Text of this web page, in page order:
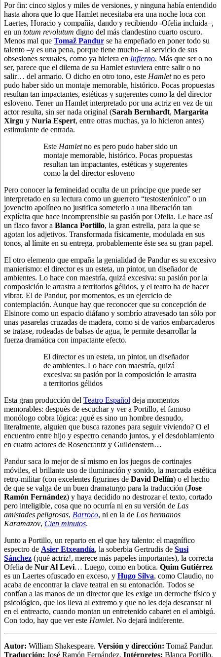
Por fin: cinco siglos y miles de versiones, y ninguna había entendido
hasta ahora que lo que Hamlet necesitaba era una noche loca con
Laertes, Horacio y compañía, dando y recibiendo -Ofelia incluida–,
en un totum revolutum digno del más clandestino cuarto oscuro.
Menos mal que Tomaž Pandur se ha empeñado en poner todo su
talento –y es una pena, porque tiene mucho– al servicio de sus
obsesiones sexuales, como ya hiciera en Infierno. Más que ser o no
ser, parece que el dilema de su Hamlet estuviera entre salir o no
salir… del armario. O dicho en otro tono, este Hamletno es pero
pudo haber sido un montaje memorable, histórico. Pocas propuestas
resultan tan impactantes, estéticas y sugerentes como la del director
esloveno. Tener un Hamlet interpretado por una actriz en vez de un
actor resulta, sin ser nada original (Sarah Bernhardt, Margarita
Xirgu y Nuria Espert, entre otras muchas, ya lo hicieron antes)
estimulante de entrada.
Este Hamletno es pero pudo haber sido un
montaje memorable, histórico. Pocas propuestas
resultan tan impactantes, estéticas y sugerentes
como la del director esloveno
Pero conocer la femineidad oculta de un príncipe que puede ser
interpretado en su lectura como un guerrero “testosterónico” o un
jovencito apolíneo no justifica someterlo a una liberación tan
explícita que hace incomprensible su pasión por Ofelia. Le hace así
un flaco favor a Blanca Portillo, la gran estrella, para la que se
agotan los adjetivos. Transformada físicamente, modulada en sus
tonos, al límite en su entrega, probablemente éste sea su gran papel.
El otro elemento que empaña la genialidad de Pandur es su excesivo
manierismo: el director es un esteta, un pintor, un diseñador de
ambientes. Lo hace con maestría, quizá excesiva: su pasión por la
composición le arrastra a territorios gélidos, y el teatro ha de hacer
vibrar. El de Pandur, por momentos, es un ejercicio de
contemplación. Aunque hay que reconocer que su concepción de
Elsinore como un espacio diáfano y sombrío atravesado tan sólo por
unas pasarelas cruzadas de madera, como si de varios embarcaderos
se tratase, rodeadas de balsas de agua, le permite desarrollar la
fuerza dramática con impactante efecto.
El director es un esteta, un pintor, un diseñador
de ambientes. Lo hace con maestría, quizá
excesiva: su pasión por la composición le arrastra
a territorios gélidos
Esta gran producción del Teatro Español deja momentos
memorables: después de escuchar y ver a Portillo, el famoso
monólogo cobra lógica: ¿qué es sino un hombre desnudo,
literalmente, alguien que busca razones para seguir viviendo? O el
encuentro entre hijo y espectro cenando juntos, y el desdoblamiento
en cuatro actores de Rosencrantz y Guildenstern…
Pandur saca lo mejor de sí mismo en los juegos de cortinajes
móviles, el brillante uso de iluminación y sonido, la marcada estética
retro-militar (con excelentes figurines de David Delfín) o el hecho
de que se valga de un buen dramaturgo para la traducción (Jose
Ramón Fernández) y haya decidido no destrozar el texto, cortado
pero inteligible, cosa que no ocurría ni en su versión de Las
amistades peligrosas, Barroco, ni en la de Los hermanos
Karamazov, Cien minutos.
Junto a Portillo, un reparto en el que hay talento: el magnífico
espectro de Asier Etxeandía, la soberbia Gertrudis de Susi
Sánchez (¡qué actriz!, merece más papeles importantes), la correcta
Ofelia de Nur Al Levi… Luego, como en botica. Quim Gutiérrez
es un Laertes ofuscado en exceso, y Hugo Silva, como Claudio, no
acaba de encontrar la clave teatral en su entonación. Todos se
confían a las manos de un director que les exige un derroche físico y
psicológico, que los lleva al extremo y que no les deja descansar ni
en el entreacto, cuando montan un entretenido cabaret en el ambigú.
Con todo, hay que ver este Hamlet. No dejará indiferente.
Autor: William Shakespeare. Versión y dirección: Tomaž Pandur.
Traducción: José Ramón Fernández. Intérpretes: Blanca Portillo,